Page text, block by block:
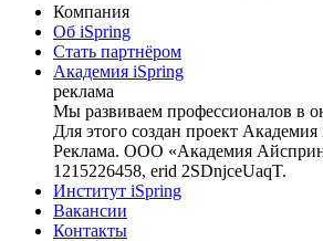
Компания
Об iSpring
Стать партнёром
Академия iSpring
реклама
Мы развиваем профессионалов в
Для этого создан проект Академия
Реклама. ООО «Академия
1215226458, erid 2SDnjceUaqT.
Институт iSpring
Вакансии
Контакты